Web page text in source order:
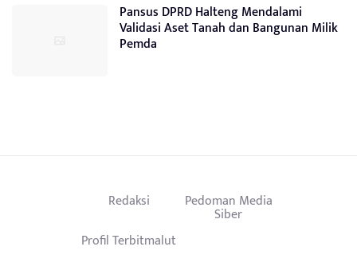
Pansus DPRD Halteng Mendalami
Validasi Aset Tanah dan Bangunan Milik
Pemda
Redaksi Pedoman Media
Siber
Profil Terbitmalut